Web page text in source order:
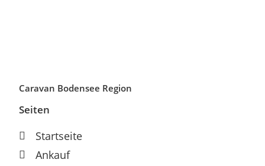
Caravan Bodensee Region
Seiten
Startseite
Ankauf